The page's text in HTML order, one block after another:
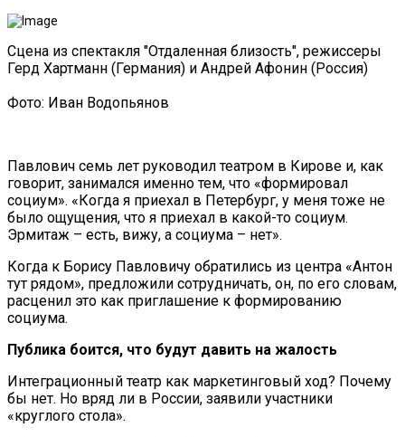
Сцена из спектакля "Отдаленная близость", режиссеры
Герд Хартманн (Германия) и Андрей Афонин (Россия)
Фото: Иван Водопьянов
Павлович семь лет руководил театром в Кирове и, как
говорит, занимался именно тем, что «формировал
социум». «Когда я приехал в Петербург, у меня тоже не
было ощущения, что я приехал в какой-то социум.
Эрмитаж – есть, вижу, а социума – нет».
Когда к Борису Павловичу обратились из центра «Антон
тут рядом», предложили сотрудничать, он, по его словам,
расценил это как приглашение к формированию
социума.
Публика боится, что будут давить на жалость
Интеграционный театр как маркетинговый ход? Почему
бы нет. Но вряд ли в России, заявили участники
«круглого стола».